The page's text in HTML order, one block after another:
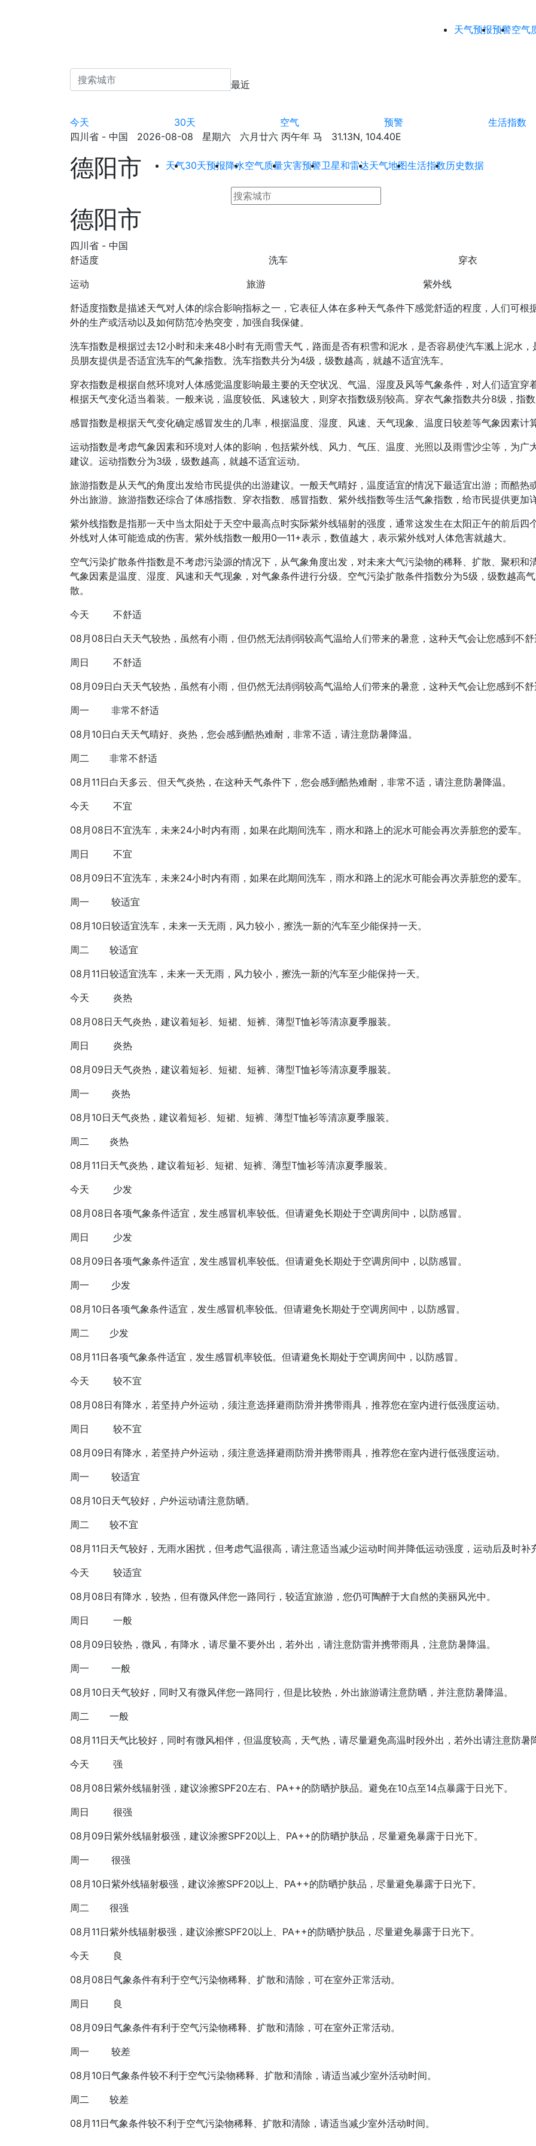
天气预报预警空气
最近
今天 30天 空气 预警
生活指数
四川省 - 中国 2026-08-08 星期六 六月廿六 丙午年 马 31.13N, 104.40E
德阳市 天气30天预报降水空气质量灾害预警卫星和雷达天气地图生活指数历史数据
德阳市
四川省 - 中国
舒适度
洗车
穿衣
运动
旅游
紫外线
舒适度指数是描述天气对人体的综合影响指标之一，它表征人体在多种天气条件下感觉舒适的程度，人们可根
外的生产或活动以及如何防范冷热突变，加强自我保健。
洗车指数是根据过去12小时和未来48小时有无雨雪天气，路面是否有积雪和泥水，是否容易使汽车溅上泥水
员朋友提供是否适宜洗车的气象指数。洗车指数共分为4级，级数越高，就越不适宜洗车。
穿衣指数是根据自然环境对人体感觉温度影响最主要的天空状况、气温、湿度及风等气象条件，对人们适宜穿
根据天气变化适当着装。一般来说，温度较低、风速较大，则穿衣指数级别较高。穿衣气象指数共分8级，指
感冒指数是根据天气变化确定感冒发生的几率，根据温度、湿度、风速、天气现象、温度日较差等气象因素计
运动指数是考虑气象因素和环境对人体的影响，包括紫外线、风力、气压、温度、光照以及雨雪沙尘等，为广
建议。运动指数分为3级，级数越高，就越不适宜运动。
旅游指数是从天气的角度出发给市民提供的出游建议。一般天气晴好，温度适宜的情况下最适宜出游；而酷热
外出旅游。旅游指数还综合了体感指数、穿衣指数、感冒指数、紫外线指数等生活气象指数，给市民提供更加
紫外线指数是指那一天中当太阳处于天空中最高点时实际紫外线辐射的强度，通常这发生在太阳正午的前后四
外线对人体可能造成的伤害。紫外线指数一般用0—11+表示，数值越大，表示紫外线对人体危害就越大。
空气污染扩散条件指数是不考虑污染源的情况下，从气象角度出发，对未来大气污染物的稀释、扩散、聚积和
气象因素是温度、湿度、风速和天气现象，对气象条件进行分级。空气污染扩散条件指数分为5级，级数越高
散。
今天
08月08日
不舒适
白天天气较热，虽然有小雨，但仍然无法削弱较高气温给人们带来的暑意，这种天气会让您感到不
周日
08月09日
不舒适
白天天气较热，虽然有小雨，但仍然无法削弱较高气温给人们带来的暑意，这种天气会让您感到不
周一
08月10日
非常不舒适
白天天气晴好、炎热，您会感到酷热难耐，非常不适，请注意防暑降温。
周二
08月11日
非常不舒适
白天多云、但天气炎热，在这种天气条件下，您会感到酷热难耐，非常不适，请注意防暑降温。
今天
08月08日
不宜
不宜洗车，未来24小时内有雨，如果在此期间洗车，雨水和路上的泥水可能会再次弄脏您的爱车。
周日
08月09日
不宜
不宜洗车，未来24小时内有雨，如果在此期间洗车，雨水和路上的泥水可能会再次弄脏您的爱车。
周一
08月10日
较适宜
较适宜洗车，未来一天无雨，风力较小，擦洗一新的汽车至少能保持一天。
周二
08月11日
较适宜
较适宜洗车，未来一天无雨，风力较小，擦洗一新的汽车至少能保持一天。
今天
08月08日
炎热
天气炎热，建议着短衫、短裙、短裤、薄型T恤衫等清凉夏季服装。
周日
08月09日
炎热
天气炎热，建议着短衫、短裙、短裤、薄型T恤衫等清凉夏季服装。
周一
08月10日
炎热
天气炎热，建议着短衫、短裙、短裤、薄型T恤衫等清凉夏季服装。
周二
08月11日
炎热
天气炎热，建议着短衫、短裙、短裤、薄型T恤衫等清凉夏季服装。
今天
08月08日
少发
各项气象条件适宜，发生感冒机率较低。但请避免长期处于空调房间中，以防感冒。
周日
08月09日
少发
各项气象条件适宜，发生感冒机率较低。但请避免长期处于空调房间中，以防感冒。
周一
08月10日
少发
各项气象条件适宜，发生感冒机率较低。但请避免长期处于空调房间中，以防感冒。
周二
08月11日
少发
各项气象条件适宜，发生感冒机率较低。但请避免长期处于空调房间中，以防感冒。
今天
08月08日
较不宜
有降水，若坚持户外运动，须注意选择避雨防滑并携带雨具，推荐您在室内进行低强度运动。
周日
08月09日
较不宜
有降水，若坚持户外运动，须注意选择避雨防滑并携带雨具，推荐您在室内进行低强度运动。
周一
08月10日
较适宜
天气较好，户外运动请注意防晒。
周二
08月11日
较不宜
天气较好，无雨水困扰，但考虑气温很高，请注意适当减少运动时间并降低运动强度，运动后及时补
今天
08月08日
较适宜
有降水，较热，但有微风伴您一路同行，较适宜旅游，您仍可陶醉于大自然的美丽风光中。
周日
08月09日
一般
较热，微风，有降水，请尽量不要外出，若外出，请注意防雷并携带雨具，注意防暑降温。
周一
08月10日
一般
天气较好，同时又有微风伴您一路同行，但是比较热，外出旅游请注意防晒，并注意防暑降温。
周二
08月11日
一般
天气比较好，同时有微风相伴，但温度较高，天气热，请尽量避免高温时段外出，若外出请注意防暑
今天
08月08日
强
紫外线辐射强，建议涂擦SPF20左右、PA++的防晒护肤品。避免在10点至14点暴露于日光下。
周日
08月09日
很强
紫外线辐射极强，建议涂擦SPF20以上、PA++的防晒护肤品，尽量避免暴露于日光下。
周一
08月10日
很强
紫外线辐射极强，建议涂擦SPF20以上、PA++的防晒护肤品，尽量避免暴露于日光下。
周二
08月11日
很强
紫外线辐射极强，建议涂擦SPF20以上、PA++的防晒护肤品，尽量避免暴露于日光下。
今天
08月08日
良
气象条件有利于空气污染物稀释、扩散和清除，可在室外正常活动。
周日
08月09日
良
气象条件有利于空气污染物稀释、扩散和清除，可在室外正常活动。
周一
08月10日
较差
气象条件较不利于空气污染物稀释、扩散和清除，请适当减少室外活动时间。
周二
08月11日
较差
气象条件较不利于空气污染物稀释、扩散和清除，请适当减少室外活动时间。